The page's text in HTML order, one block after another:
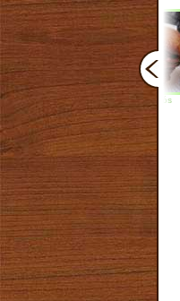
Csokoládés-diós
szendvics